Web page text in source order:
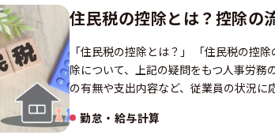
住民税の控除とは？控除の
「住民税の控除とは？」 「住民税の控
除について、上記の疑問をもつ人事労
の有無や支出内容など、従業員の状況
勤怠・給与計算